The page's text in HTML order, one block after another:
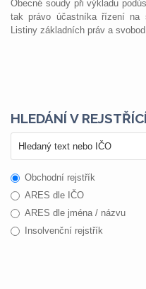
Obecné soudy při výkladu
tak právo účastníka řízení na
Listiny základních práv a
HLEDÁNÍ V
Obchodní rejstřík
ARES dle IČO
ARES dle jména / názvu
Insolvenční rejstřík